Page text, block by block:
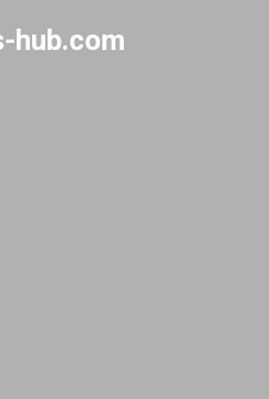
content
hub.com